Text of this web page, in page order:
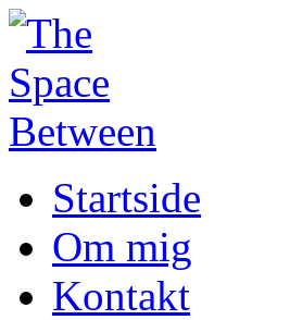
Startside
Om mig
Kontakt